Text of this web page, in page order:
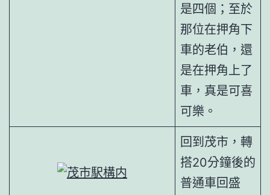
是四個；至於
那位在押角下
車的老伯，還
是在押角上了
車，真是可喜
可樂。
回到茂市，轉
搭20分鐘後的
普通車回盛